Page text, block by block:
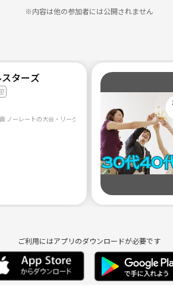
※内容は他の参加者には公開されません
ターズ
ご利用にはアプリのダウンロードが必要です